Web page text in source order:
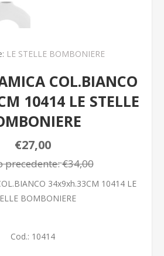
LE STELLE BOMBONIERE
COL.BIANCO
10414 LE STELLE
€27,00
precedente:€34,00
34x9xh.33CM 10414 LE
BOMBONIERE
Cod.: 10414